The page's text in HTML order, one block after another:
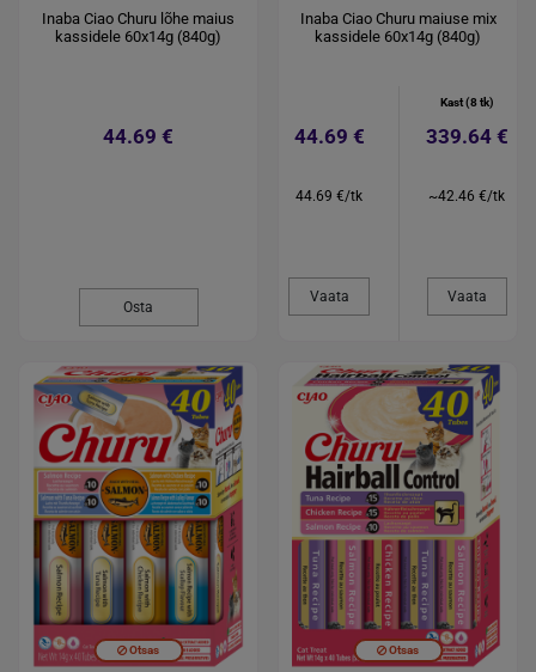
Inaba Ciao Churu lõhe maius
kassidele 60x14g (840g)
44.69 €
Osta
Inaba Ciao Churu maiuse mix
kassidele 60x14g (840g)
44.69 €
44.69 €/tk
Vaata
Kast (8 tk)
339.64 €
~42.46 €/tk
Vaata
Otsas Otsas